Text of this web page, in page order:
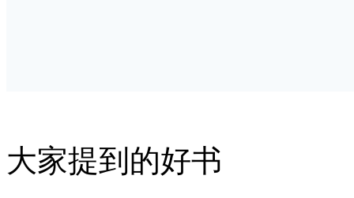
大家提到的好书